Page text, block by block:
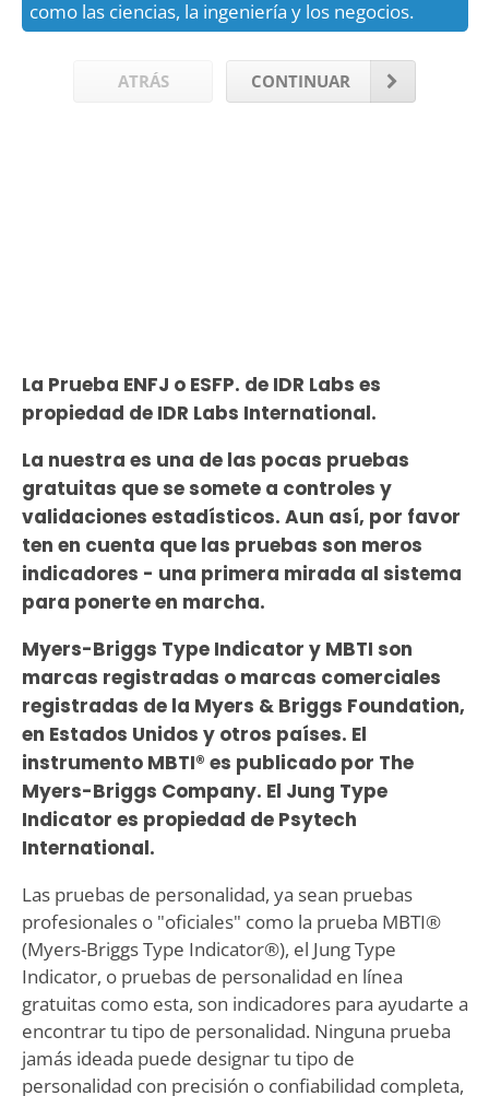
como las ciencias, la ingeniería y los negocios.
ATRÁS CONTINUAR
La Prueba ENFJ o ESFP. de IDR Labs es
propiedad de IDR Labs International.
La nuestra es una de las pocas pruebas
gratuitas que se somete a controles y
validaciones estadísticos. Aun así, por favor
ten en cuenta que las pruebas son meros
indicadores - una primera mirada al sistema
para ponerte en marcha.
Myers-Briggs Type Indicator y MBTI son
marcas registradas o marcas comerciales
registradas de la Myers & Briggs Foundation,
en Estados Unidos y otros países. El
instrumento MBTI® es publicado por The
Myers-Briggs Company. El Jung Type
Indicator es propiedad de Psytech
International.
Las pruebas de personalidad, ya sean pruebas
profesionales o "oficiales" como la prueba MBTI®
(Myers-Briggs Type Indicator®), el Jung Type
Indicator, o pruebas de personalidad en línea
gratuitas como esta, son indicadores para ayudarte a
encontrar tu tipo de personalidad. Ninguna prueba
jamás ideada puede designar tu tipo de
personalidad con precisión o confiabilidad completa,